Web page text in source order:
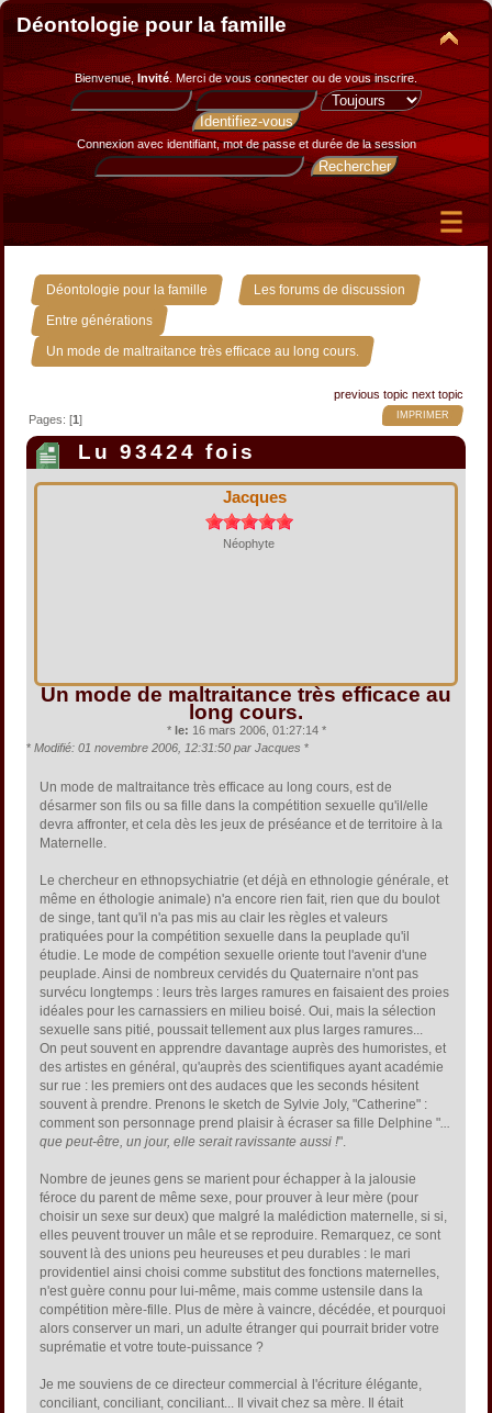
Déontologie pour la famille
Bienvenue, Invité. Merci devous connecter ou de vous inscrire.
Connexion avec identifiant, mot de passe et durée de la session
Déontologie pour la famille » Les forums de discussion »
Entre générations »
Un mode de maltraitance très efficace au long cours.
previous topic next topic
IMPRIMER
Pages: [1]
Lu 93424 fois
Jacques
Néophyte
Un mode de maltraitance très efficace au
long cours.
* le: 16 mars 2006, 01:27:14 *
* Modifié: 01 novembre 2006, 12:31:50 par Jacques *
Un mode de maltraitance très efficace au long cours, est de
désarmer son fils ou sa fille dans la compétition sexuelle qu'il/elle
devra affronter, et cela dès les jeux de préséance et de territoire à la
Maternelle.
Le chercheur en ethnopsychiatrie (et déjà en ethnologie générale, et
même en éthologie animale) n'a encore rien fait, rien que du boulot
de singe, tant qu'il n'a pas mis au clair les règles et valeurs
pratiquées pour la compétition sexuelle dans la peuplade qu'il
étudie. Le mode de compétion sexuelle oriente tout l'avenir d'une
peuplade. Ainsi de nombreux cervidés du Quaternaire n'ont pas
survécu longtemps : leurs très larges ramures en faisaient des proies
idéales pour les carnassiers en milieu boisé. Oui, mais la sélection
sexuelle sans pitié, poussait tellement aux plus larges ramures...
On peut souvent en apprendre davantage auprès des humoristes, et
des artistes en général, qu'auprès des scientifiques ayant académie
sur rue : les premiers ont des audaces que les seconds hésitent
souvent à prendre. Prenons le sketch de Sylvie Joly, "Catherine" :
comment son personnage prend plaisir à écraser sa fille Delphine "...
que peut-être, un jour, elle serait ravissante aussi !".
Nombre de jeunes gens se marient pour échapper à la jalousie
féroce du parent de même sexe, pour prouver à leur mère (pour
choisir un sexe sur deux) que malgré la malédiction maternelle, si si,
elles peuvent trouver un mâle et se reproduire. Remarquez, ce sont
souvent là des unions peu heureuses et peu durables : le mari
providentiel ainsi choisi comme substitut des fonctions maternelles,
n'est guère connu pour lui-même, mais comme ustensile dans la
compétition mère-fille. Plus de mère à vaincre, décédée, et pourquoi
alors conserver un mari, un adulte étranger qui pourrait brider votre
suprématie et votre toute-puissance ?
Je me souviens de ce directeur commercial à l'écriture élégante,
conciliant, conciliant, conciliant... Il vivait chez sa mère. Il était